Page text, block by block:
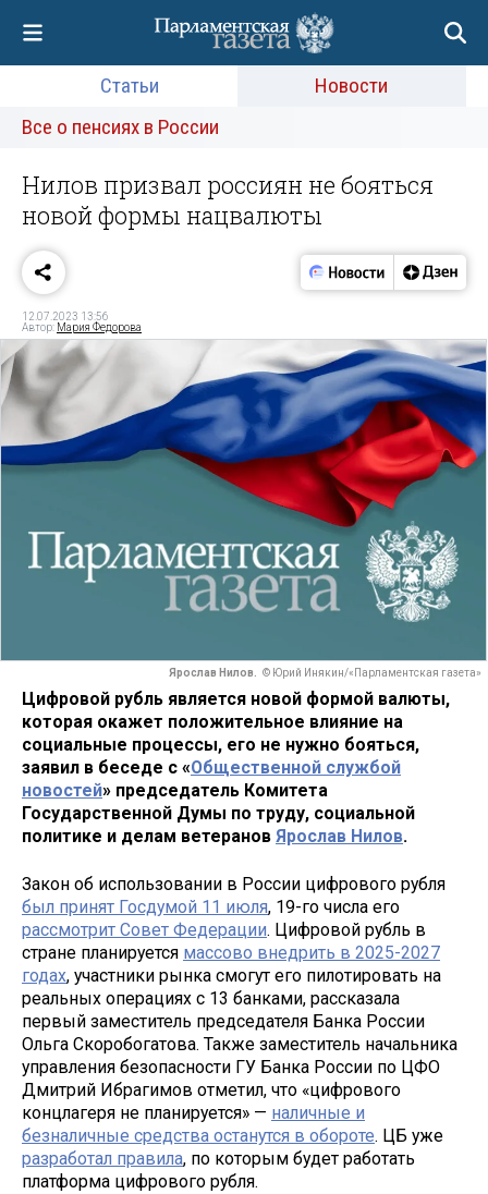
Статьи
Новости
Все о пенсиях в России
Нилов призвал россиян не бояться
новой формы нацвалюты
12.07.2023 13:56
Автор: Мария Федорова
Ярослав Нилов. © Юрий Инякин/«Парламентская газета»
Цифровой рубль является новой формой валюты,
которая окажет положительное влияние на
социальные процессы, его не нужно бояться,
заявил в беседе с «Общественной службой
новостей» председатель Комитета
Государственной Думы по труду, социальной
политике и делам ветеранов Ярослав Нилов.
Закон об использовании в России цифрового рубля
был принят Госдумой 11 июля, 19-го числа его
рассмотрит Совет Федерации. Цифровой рубль в
стране планируется массово внедрить в 2025-2027
годах, участники рынка смогут его пилотировать на
реальных операциях с 13 банками, рассказала
первый заместитель председателя Банка России
Ольга Скоробогатова. Также заместитель начальника
управления безопасности ГУ Банка России по ЦФО
Дмитрий Ибрагимов отметил, что «цифрового
концлагеря не планируется» — наличные и
безналичные средства останутся в обороте. ЦБ уже
разработал правила, по которым будет работать
платформа цифрового рубля.